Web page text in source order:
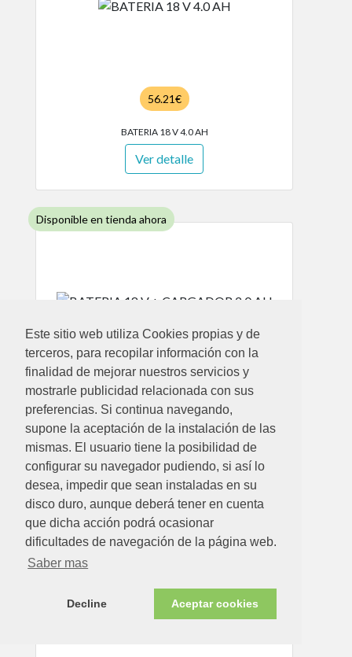
Este sitio web utiliza Cookies propias y de
terceros, para recopilar información con la
finalidad de mejorar nuestros servicios y
mostrarle publicidad relacionada con sus
preferencias. Si continua navegando,
supone la aceptación de la instalación de las
mismas. El usuario tiene la posibilidad de
configurar su navegador pudiendo, si así lo
desea, impedir que sean instaladas en su
disco duro, aunque deberá tener en cuenta
que dicha acción podrá ocasionar
dificultades de navegación de la página web.
Saber mas
Decline Aceptar cookies
56.21€
BATERIA 18 V 4.0 AH
Ver detalle
Disponible en tienda ahora
48.88€
BATERIA 18 V + CARGADOR 2.0 AH
Ver detalle